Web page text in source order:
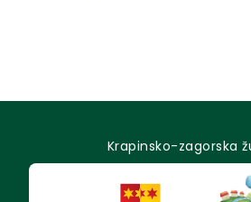
Krapinsko-zagorska